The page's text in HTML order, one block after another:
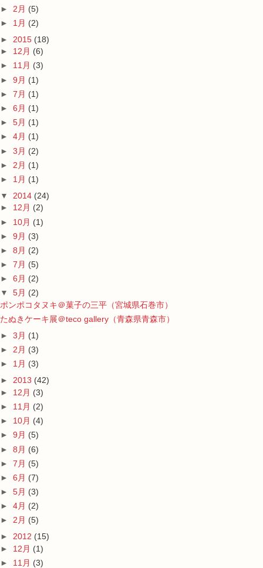
► 2月 (5)
► 1月 (2)
► 2015 (18)
► 12月 (6)
► 11月 (3)
► 9月 (1)
► 7月 (1)
► 6月 (1)
► 5月 (1)
► 4月 (1)
► 3月 (2)
► 2月 (1)
► 1月 (1)
▼ 2014 (24)
► 12月 (2)
► 10月 (1)
► 9月 (3)
► 8月 (2)
► 7月 (5)
► 6月 (2)
▼ 5月 (2)
ポンポコタヌキ＠菓子の三平（宮城県石巻市）
たぬきケーキ展＠teco gallery（青森県青森市）
► 3月 (1)
► 2月 (3)
► 1月 (3)
► 2013 (42)
► 12月 (3)
► 11月 (2)
► 10月 (4)
► 9月 (5)
► 8月 (6)
► 7月 (5)
► 6月 (7)
► 5月 (3)
► 4月 (2)
► 2月 (5)
► 2012 (15)
► 12月 (1)
► 11月 (3)